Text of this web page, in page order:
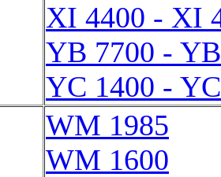
XI 4400 - XI
YB 7700 -
YC 1400 -
WM 1985
WM 1600